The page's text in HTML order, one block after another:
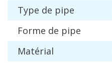
Type de pipe
Forme de pipe
Matérial